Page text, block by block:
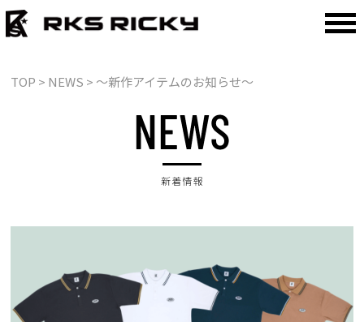
TOP > NEWS > 〜新作アイテムのお知らせ〜